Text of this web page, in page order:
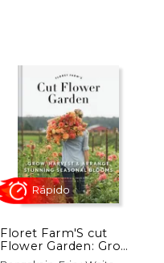
40%
dcto.
Floret Farm'S cut
Flower Garden: Grow,
Harvest, and Arrange